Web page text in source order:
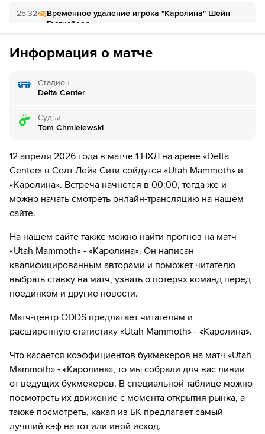
Если качество предоставляемых услуг ОККО ТВ вас не устроит,
25:32
Временное удаление игрока "Каролина" Шейн
Гостисбеер
33:41
Временное удаление игрока "Utah Mammoth" Ник
Шмальц
шайбу!
Себастьян Ахо
43:41
Временное удаление игрока "Каролина" Андрей
Свечников
45:47
54:48
Временное удаление игрока "Utah Mammoth"
Дмитрий Симашев
54:48
Временное удаление игрока "Каролина" Charles-
Alexis Legault
55:31
59:37ШАЙБА!
59:37 Игрок "Каролина" Шон Уокер забивает шайбу!
Информация о матче
Стадион
Delta Center
Судьи
Tom Chmielewski
12 апреля 2026 года в матче 1 НХЛ на арене «Delta
Center» в Солт Лейк Сити сойдутся «Utah Mammoth» и
«Каролина». Встреча начнется в 00:00, тогда же и
можно начать смотреть онлайн-трансляцию на нашем
сайте.
На нашем сайте также можно найти прогноз на матч
«Utah Mammoth» - «Каролина». Он написан
квалифицированным авторами и поможет читателю
выбрать ставку на матч, узнать о потерях команд перед
поединком и другие новости.
Матч-центр ODDS предлагает читателям и
расширенную статистику «Utah Mammoth» - «Каролина».
Что касается коэффициентов букмекеров на матч «Utah
Mammoth» - «Каролина», то мы собрали для вас линии
от ведущих букмекеров. В специальной таблице можно
посмотреть их движение с момента открытия рынка, а
также посмотреть, какая из БК предлагает самый
лучший кэф на тот или иной исход.